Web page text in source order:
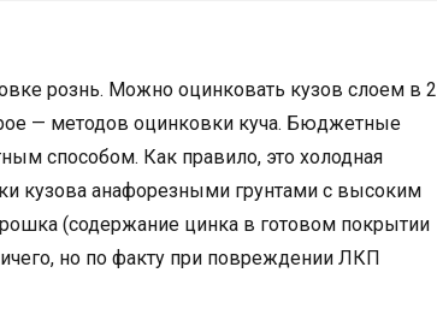
рознь. Можно оцинковать кузов слоем в 2
— методов оцинковки куча. Бюджетные
способом. Как правило, это холодная
кузова анафорезными грунтами с высоким
(содержание цинка в готовом покрытии
но по факту при повреждении ЛКП